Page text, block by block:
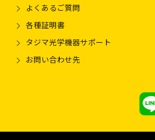
よくあるご質問
各種証明書
タジマ光学機器サポート
お問い合わせ先